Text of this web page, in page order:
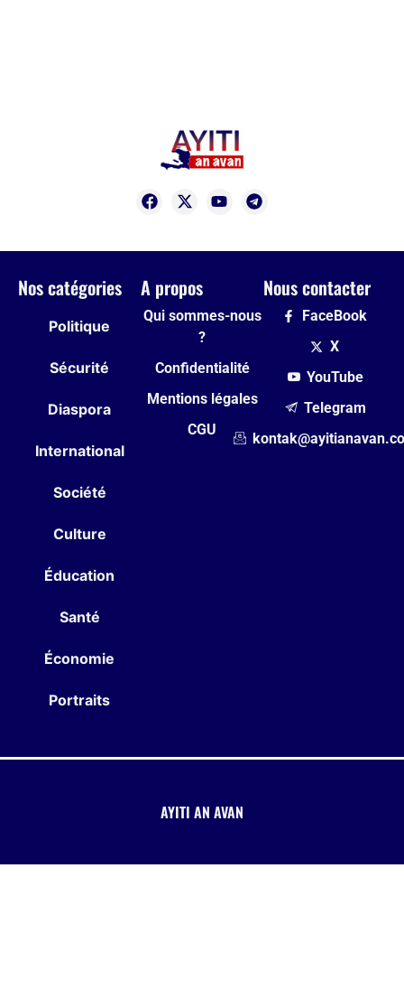
Nos catégories
Politique
Sécurité
Diaspora
International
Société
Culture
Éducation
Santé
Économie
Portraits
A propos
Qui sommes-nous
?
Confidentialité
Mentions légales
CGU
Nous contacter
FaceBook
X
YouTube
Telegram
AYITI AN AVAN